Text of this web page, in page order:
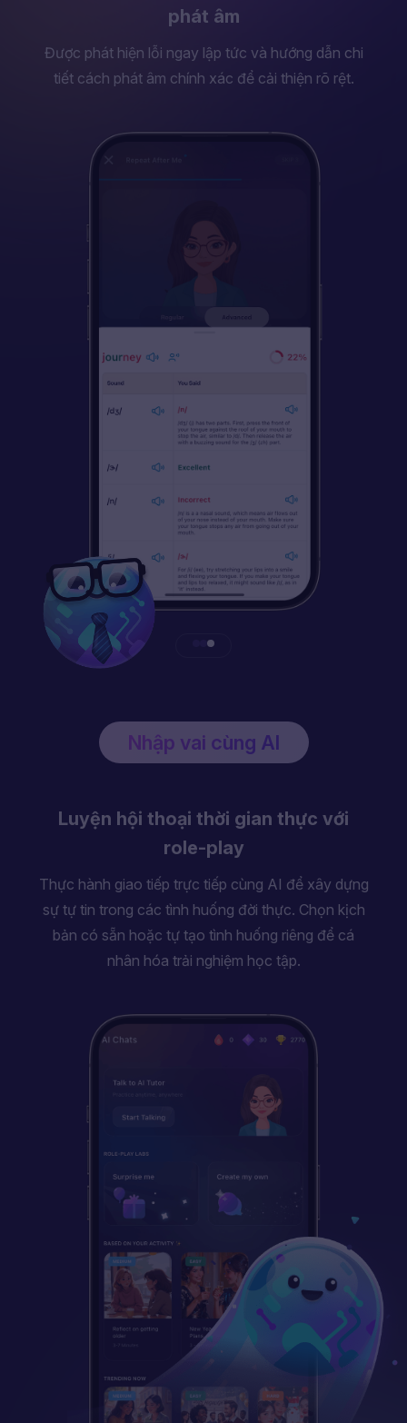
theo trình độ và sở thích của bạn
Tối ưu hiệu quả học tập mỗi ngày với các bài tập
được thiết kế phù hợp với trình độ và nhu cầu cá
Nhập vai cùng AI
Nhận chỉnh sửa câu sau mỗi lần phản
hồi
AI tinh chỉnh cấu trúc câu và cách dùng từ của bạn
ngay tức thì, giúp tăng độ rõ ràng và sự trôi chảy
khi nói.